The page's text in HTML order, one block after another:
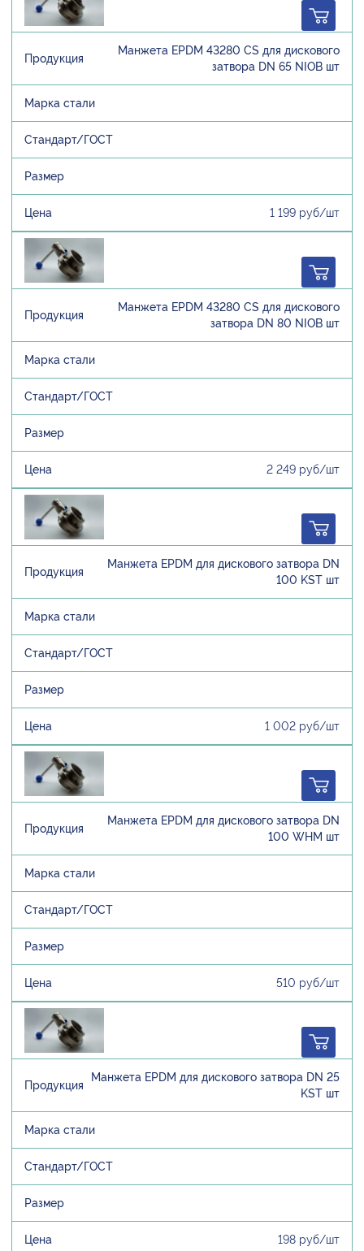
Манжета EPDM 43280 CS для дискового
затвора DN 65 NIOB шт
1 199 руб/шт
Манжета EPDM 43280 CS для дискового
затвора DN 80 NIOB шт
2 249 руб/шт
Манжета EPDM для дискового затвора DN
100 KST шт
1 002 руб/шт
Манжета EPDM для дискового затвора DN
100 WHM шт
510 руб/шт
Манжета EPDM для дискового затвора DN 25
KST шт
198 руб/шт